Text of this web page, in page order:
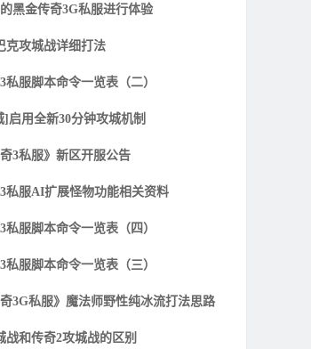
黑金传奇3G私服进行体验
克攻城战详细打法
私服脚本命令一览表（二）
]启用全新30分钟攻城机制
奇3私服》新区开服公告
私服AI扩展怪物功能相关资料
私服脚本命令一览表（四）
私服脚本命令一览表（三）
奇3G私服》魔法师野性纯冰流打法思路
战和传奇2攻城战的区别